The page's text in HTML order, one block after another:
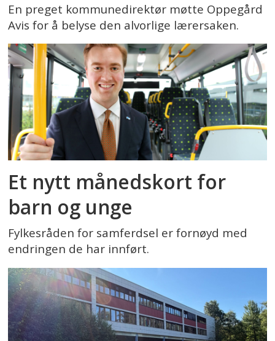
En preget kommunedirektør møtte Oppegård
Avis for å belyse den alvorlige lærersaken.
Et nytt månedskort for
barn og unge
Fylkesråden for samferdsel er fornøyd med
endringen de har innført.